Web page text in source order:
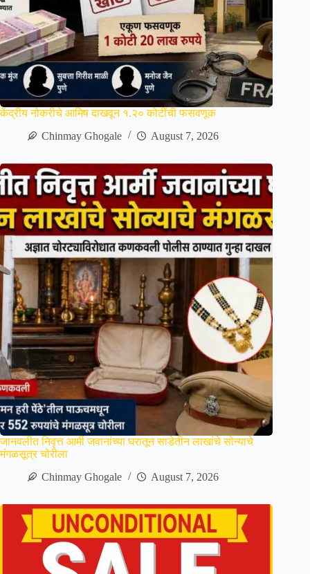
केंद्रीय नोकरीचे आमिष दाखवून १.२० कोटींची फसवणूक
Chinmay Ghogale
August 7, 2026
जानवलीत निवृत्त आर्मी जवानांच्या घरातून साडेतीन लाखांचे सोन्याचे
मंगळसूत्र चोरीला
Chinmay Ghogale
August 7, 2026